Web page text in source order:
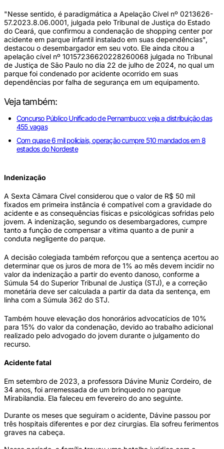
"Nesse sentido, é paradigmática a Apelação Cível nº 0213626-
57.2023.8.06.0001, julgada pelo Tribunal de Justiça do Estado
do Ceará, que confirmou a condenação de shopping center por
acidente em parque infantil instalado em suas dependências",
destacou o desembargador em seu voto. Ele ainda citou a
apelação cível nº 10157236620228260068 julgada no Tribunal
de Justiça de São Paulo no dia 22 de julho de 2024, no qual um
parque foi condenado por acidente ocorrido em suas
dependências por falha de segurança em um equipamento.
Veja também:
Concurso Público Unificado de Pernambuco: veja a distribuição das
455 vagas
Com quase 6 mil policiais, operação cumpre 510 mandados em 8
estados do Nordeste
Indenização
A Sexta Câmara Cível considerou que o valor de R$ 50 mil
fixados em primeira instância é compatível com a gravidade do
acidente e as consequências físicas e psicológicas sofridas pelo
jovem. A indenização, segundo os desembargadores, cumpre
tanto a função de compensar a vítima quanto a de punir a
conduta negligente do parque.
A decisão colegiada também reforçou que a sentença acertou ao
determinar que os juros de mora de 1% ao mês devem incidir no
valor da indenização a partir do evento danoso, conforme a
Súmula 54 do Superior Tribunal de Justiça (STJ), e a correção
monetária deve ser calculada a partir da data da sentença, em
linha com a Súmula 362 do STJ.
Também houve elevação dos honorários advocatícios de 10%
para 15% do valor da condenação, devido ao trabalho adicional
realizado pelo advogado do jovem durante o julgamento do
recurso.
Acidente fatal
Em setembro de 2023, a professora Dávine Muniz Cordeiro, de
34 anos, foi arremessada de um brinquedo no parque
Mirabilandia. Ela faleceu em fevereiro do ano seguinte.
Durante os meses que seguiram o acidente, Dávine passou por
três hospitais diferentes e por dez cirurgias. Ela sofreu ferimentos
graves na cabeça.